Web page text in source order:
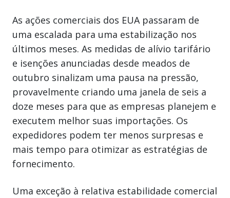
As ações comerciais dos EUA passaram de
uma escalada para uma estabilização nos
últimos meses. As medidas de alívio tarifário
e isenções anunciadas desde meados de
outubro sinalizam uma pausa na pressão,
provavelmente criando uma janela de seis a
doze meses para que as empresas planejem e
executem melhor suas importações. Os
expedidores podem ter menos surpresas e
mais tempo para otimizar as estratégias de
fornecimento.
Uma exceção à relativa estabilidade comercial